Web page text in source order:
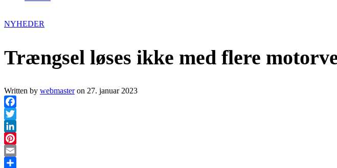
NYHEDER
Trængsel løses ikke med flere
Written by webmaster on 27. januar 2023
Facebook
Twitter
LinkedIn
Pinterest
Email